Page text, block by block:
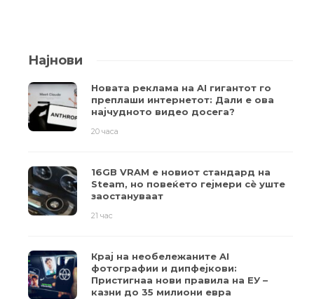
Најнови
Новата реклама на AI гигантот го
преплаши интернетот: Дали е ова
најчудното видео досега?
20 часа
16GB VRAM е новиот стандард на
Steam, но повеќето гејмери ​​сè уште
заостануваат
21 час
Крај на необележаните AI
фотографии и дипфејкови:
Пристигнаа нови правила на ЕУ –
казни до 35 милиони евра